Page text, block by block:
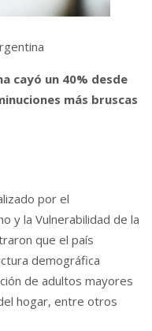
cayó un 40% desde
más bruscas
por el
y la Vulnerabilidad de la
que el país
demográfica
de adultos mayores
hogar, entre otros